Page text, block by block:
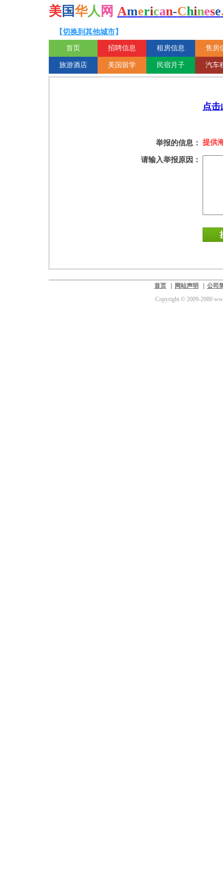
美国华人 网 American-Chinese
【切换到其他城市】
首页 招聘信息 租房信息 售房
旅游酒店 美国留学 民宿月子 汽车
点
举报的信息： 提供
请输入举报原因：
首页| 网站声明
公司
Copyright © 2009-2080